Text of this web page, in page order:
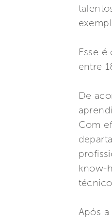
Esse
entre
De
Com
know-
Após